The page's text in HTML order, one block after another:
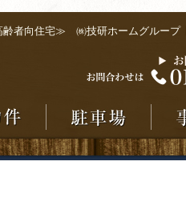
者向住宅≫ ㈱技研ホームグループ